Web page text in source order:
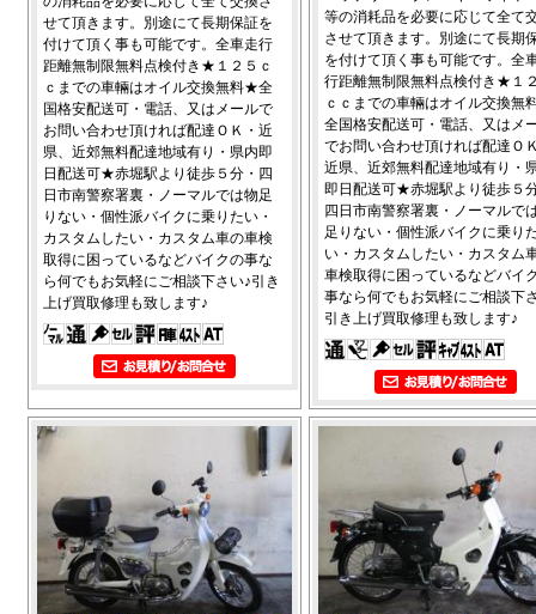
せて頂きます。別途にて長期保証を
付けて頂く事も可能です。全車走行
距離無制限無料点検付き★１２５ｃ
ｃまでの車輛はオイル交換無料★全
国格安配送可・電話、又はメールで
お問い合わせ頂ければ配達ＯＫ・近
県、近郊無料配達地域有り・県内即
日配送可★赤堀駅より徒歩５分・四
日市南警察署裏・ノーマルでは物足
りない・個性派バイクに乗りたい・
カスタムしたい・カスタム車の車検
取得に困っているなどバイクの事な
ら何でもお気軽にご相談下さい♪引き
上げ買取修理も致します♪
等の消耗品を必要に応じて全て
させて頂きます。別途にて長期
を付けて頂く事も可能です。全
行距離無制限無料点検付き★１
ｃｃまでの車輛はオイル交換無
全国格安配送可・電話、又はメ
でお問い合わせ頂ければ配達Ｏ
近県、近郊無料配達地域有り・
即日配送可★赤堀駅より徒歩５
四日市南警察署裏・ノーマルで
足りない・個性派バイクに乗り
い・カスタムしたい・カスタム
車検取得に困っているなどバイ
事なら何でもお気軽にご相談下
引き上げ買取修理も致します♪